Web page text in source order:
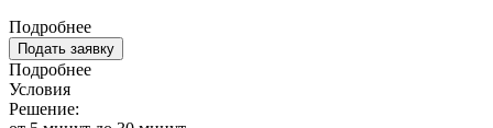
Подробнее
Подать заявку
Подробнее
Условия
Решение: